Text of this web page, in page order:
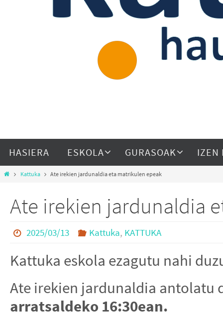
HASIERA ESKOLA GURASOAK IZEN
Kattuka Ate irekien jardunaldia eta matrikulen epeak
Ate irekien jardunaldia
2025/03/13 Kattuka, KATTUKA
Kattuka eskola ezagutu nahi
Ate irekien jardunaldia antolatu
arratsaldeko 16:30ean.